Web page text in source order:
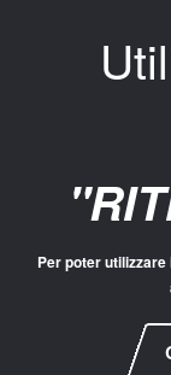
COLORE
Per poter